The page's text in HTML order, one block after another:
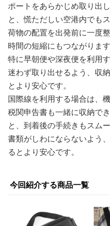
ポートをあらかじめ取り出
と、慌ただしい空港内でも
荷物の配置を出発前に一度
時間の短縮にもつながります
特に早朝便や深夜便を利用
迷わず取り出せるよう、収
とより安心です。
国際線を利用する場合は、
税関申告書も一緒に収納で
と、到着後の手続きもスム
書類がしわにならないよう
るとより安心です。
今回紹介する商品一覧